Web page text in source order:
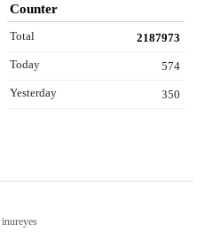
Counter
Total 2187973
Today 574
Yesterday 350
inureyes